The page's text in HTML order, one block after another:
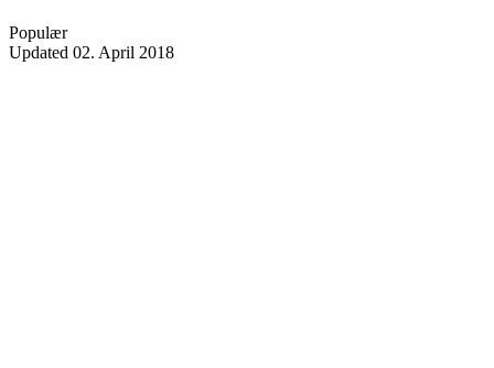
Populær
Updated 02. April 2018